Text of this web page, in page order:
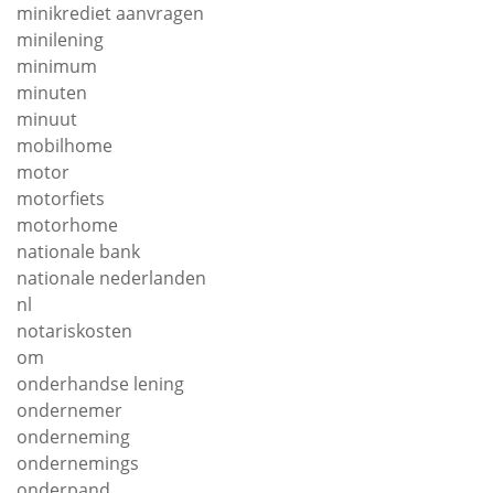
minikrediet aanvragen
minilening
minimum
minuten
minuut
mobilhome
motor
motorfiets
motorhome
nationale bank
nationale nederlanden
nl
notariskosten
om
onderhandse lening
ondernemer
onderneming
ondernemings